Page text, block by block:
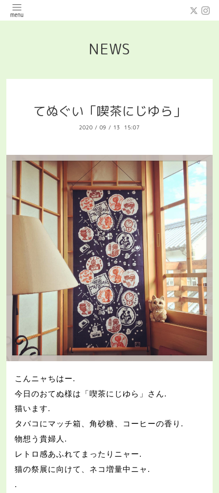
NEWS
てぬぐい「喫茶にじゆら」
2020 / 09 / 13 15:07
こんニャちはー.
今日のおてぬ様は「喫茶にじゆら」さん.
猫います.
タバコにマッチ箱、角砂糖、コーヒーの香り .
物想う貴婦人 .
レトロ感あふれてまったりニャー.
猫の祭展に向けて、ネコ増量中ニャ .
.